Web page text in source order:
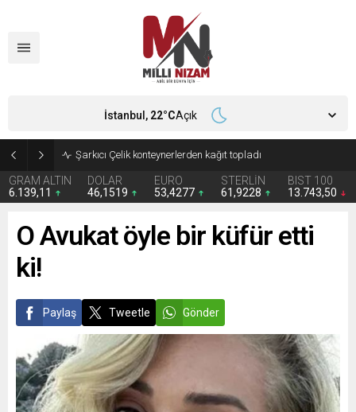
İran 2 ülkeyi birden vurdu
GRAM ALTIN
6.139,11
DOLAR
46,1519
EURO
53,4277
STERLİN
61,9228
BIST 100
13.743,50
İstanbul, 22°CAçık
O Avukat öyle bir küfür etti
ki!
Paylaş Tweetle Gönder